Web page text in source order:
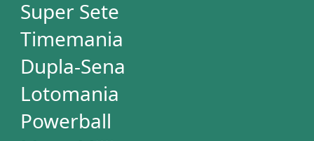
Dupla-Sena
Lotomania
Super Sete
PowerBall
Mega Millions
EuroMillions